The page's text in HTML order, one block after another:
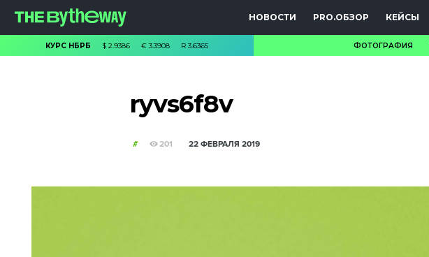
НОВОСТИ PRO.ОБЗОР КЕЙСЫ
КУРС НБРБ $2.9386 € 3.3908 R3.6365 ФОТОГРАФИЯ
ryvs6f8v
# 201 22 ФЕВРАЛЯ 2019